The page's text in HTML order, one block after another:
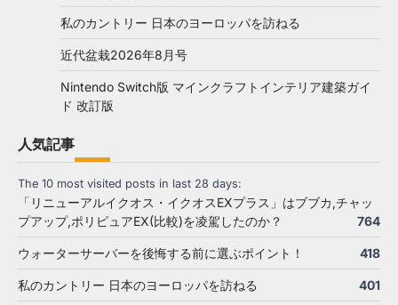
私のカントリー 日本のヨーロッパを訪ねる
近代盆栽2026年8月号
Nintendo Switch版 マインクラフトインテリア建築ガイ
ド 改訂版
人気記事
The 10 most visited posts in last 28 days:
「リニューアルイクオス・イクオスEXプラス」はブブカ,チャッ
プアップ,ポリピュアEX(比較)を凌駕したのか？
764
ウォーターサーバーを後悔する前に選ぶポイント！ 418
私のカントリー 日本のヨーロッパを訪ねる 401